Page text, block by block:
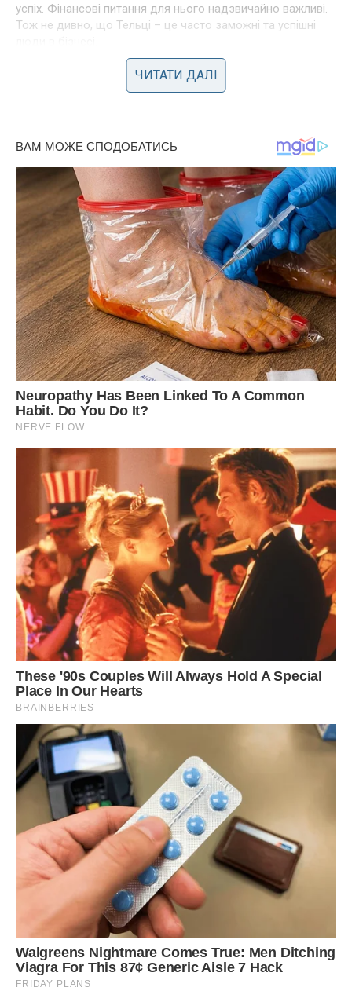
успіх. Фінансові питання для нього надзвичайно важливі.
Тож не дивно, що Тельці – це часто заможні та успішні
справляються на фінансовому ринку. Приклади? Серед
найбагатших Тельців, яких ми можемо згадати, серед
інших Засновник Facebook Марк Цукербег з активами на
суму 71 мільярд доларів, Девід Кох, віце-президент “Кох
індустрії” з рахунком 60 мільярдів доларів, і найбагатша
німецька Сюзанна Клаттен та її 25 мільярдів доларів.
8. Риба
У списку “Forbes” є аж 8 мільярдерів, народжених на зламі
лютого та березня. До цієї благородної групи належать,
серед інших власник News News, Руперт Мердок, активи
якого оцінюються в 15 мільярдів доларів, а також
керівник концерту LVMH, тобто Луї Вуйттон Мое Хеннесі,
Бернар Арно, чиє 4 місце в престижному списку з 72
мільярдами доларів.
Який фінансовий успіх Риб? Це знак Зодіаку,
представники якого характеризуються великою
мудрістю. У них також рідко збивається інтуїція, тому
вони чудово справляються як підприємці.
9. Овен
Зодіакальні Овни, тобто народжені наприкінці березня та
на початку квітня, – працьовиті та амбітні люди. Їм
подобається робота, яка має значення і приносить їм
задоволення. Вони чудово працюють на керівних
посадах. Вони вміють керувати людьми, завдяки чому
вони чудово працюють у великому бізнесі.
ЧИТАТИ ДАЛІ